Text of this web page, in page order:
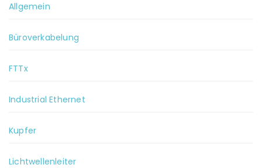
Allgemein
Büroverkabelung
FTTx
Industrial Ethernet
Kupfer
Lichtwellenleiter